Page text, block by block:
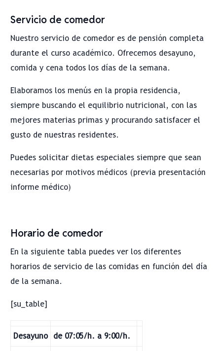
Servicio de comedor
Nuestro servicio de comedor es de pensión completa
durante el curso académico. Ofrecemos desayuno,
comida y cena todos los días de la semana.
Elaboramos los menús en la propia residencia,
siempre buscando el equilibrio nutricional, con las
mejores materias primas y procurando satisfacer el
gusto de nuestras residentes.
Puedes solicitar dietas especiales siempre que sean
necesarias por motivos médicos (previa presentación
informe médico)
Horario de comedor
En la siguiente tabla puedes ver los diferentes
horarios de servicio de las comidas en función del día
de la semana.
[su_table]
Desayuno de 07:05/h. a 9:00/h.